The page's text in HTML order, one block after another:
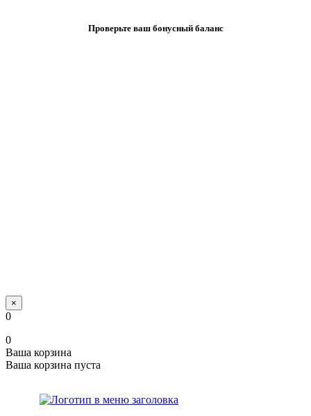
Проверьте ваш бонусный баланс
×
0
0
Ваша корзина
Ваша корзина пуста